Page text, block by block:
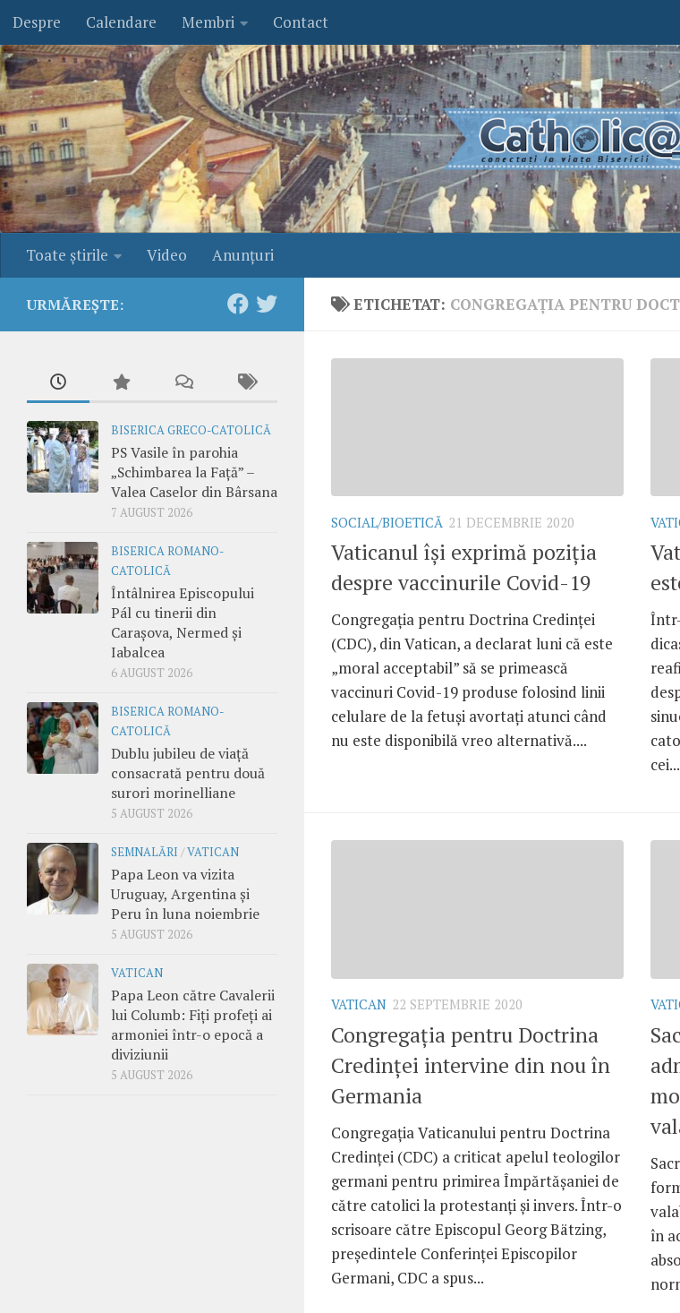
Skip to content
Despre Calendare Membri Contact
Toate ştirile Video Anunţuri
ETICHETAT: CONGREGAŢIA PENTRU
SOCIAL/BIOETICĂ 21 DECEMBRIE 2020
Vaticanul își exprimă poziția
despre vaccinurile Covid-19
Congregația pentru Doctrina Credinței
(CDC), din Vatican, a declarat luni că este
„moral acceptabil” să se primească
vaccinuri Covid-19 produse folosind linii
celulare de la fetuși avortați atunci când
nu este disponibilă vreo alternativă....
cei...
VATICAN 22 SEPTEMBRIE 2020
Congregația pentru Doctrina
Credinței intervine din nou în
Germania
Congregația Vaticanului pentru Doctrina
Credinței (CDC) a criticat apelul teologilor
germani pentru primirea Împărtășaniei de
către catolici la protestanți și invers. Într-o
scrisoare către Episcopul Georg Bätzing,
președintele Conferinței Episcopilor
Germani, CDC a spus...
în
URMĂREȘTE:
BISERICA GRECO-CATOLICĂ
PS Vasile în parohia
„Schimbarea la Față” –
Valea Caselor din Bârsana
7 AUGUST 2026
BISERICA ROMANO-
CATOLICĂ
Întâlnirea Episcopului
Pál cu tinerii din
Carașova, Nermed și
Iabalcea
6 AUGUST 2026
BISERICA ROMANO-
CATOLICĂ
Dublu jubileu de viață
consacrată pentru două
surori morinelliane
5 AUGUST 2026
SEMNALĂRI /VATICAN
Papa Leon va vizita
Uruguay, Argentina și
Peru în luna noiembrie
5 AUGUST 2026
VATICAN
Papa Leon către Cavalerii
lui Columb: Fiți profeți ai
armoniei într-o epocă a
diviziunii
5 AUGUST 2026